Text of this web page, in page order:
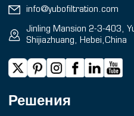
info@yubofiltration.com
Jinling Mansion 2-3-403,
Shijiazhuang, Hebei,China
Решения